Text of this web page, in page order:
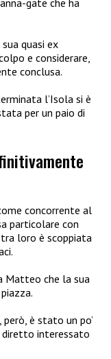
quasi ex
e considerare,
conclusa.
l’Isola si è
per un paio di
concorrente al
particolare con
tra loro è scoppiata
Matteo che la sua
è stato un po’
diretto interessato